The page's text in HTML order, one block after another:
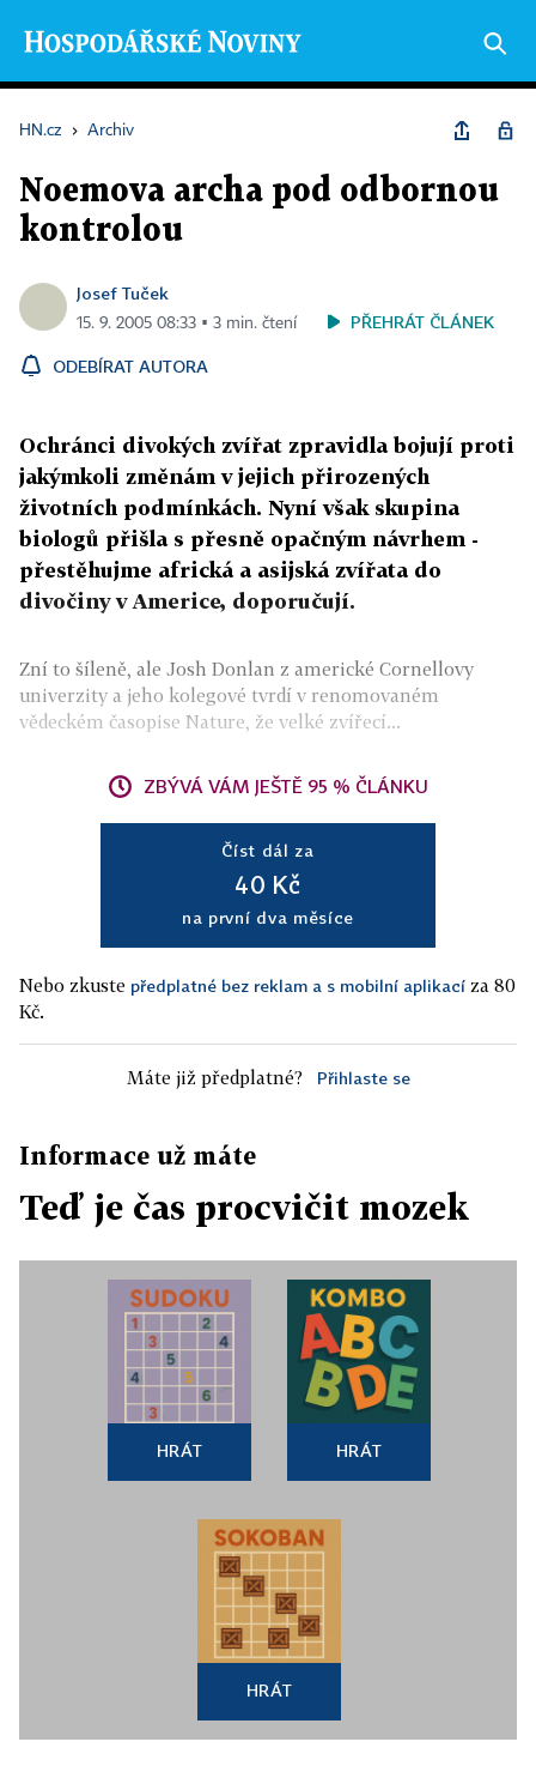
HN.cz › Archiv
Noemova archa pod odbornou
kontrolou
Josef Tuček
15. 9. 2005 08:33 ▪ 3 min. čtení PŘEHRÁT ČLÁNEK
ODEBÍRAT AUTORA
Ochránci divokých zvířat zpravidla bojují proti
jakýmkoli změnám v jejich přirozených
životních podmínkách. Nyní však skupina
biologů přišla s přesně opačným návrhem -
přestěhujme africká a asijská zvířata do
divočiny v Americe, doporučují.
Zní to šíleně, ale Josh Donlan z americké Cornellovy
univerzity a jeho kolegové tvrdí v renomovaném
vědeckém časopise Nature, že velké zvířecí...
ZBÝVÁ VÁM JEŠTĚ 95 % ČLÁNKU
Číst dál za
40 Kč
na první dva měsíce
Nebo zkuste předplatné bez reklam a s mobilní aplikací za 80
Kč.
Máte již předplatné? Přihlaste se
Informace už máte
Teď je čas procvičit mozek
HRÁT HRÁT
HRÁT